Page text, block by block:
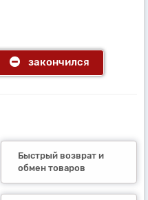
закончился
Быстрый возврат и
обмен товаров